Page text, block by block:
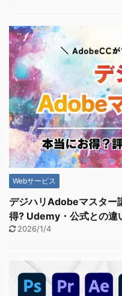
Webサービス
デジハリAdobeマスター
得? Udemy・公式との違
2026/1/4